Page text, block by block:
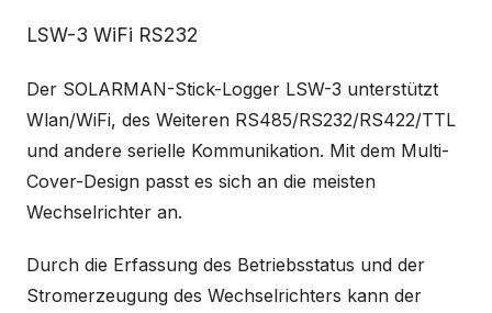
Beschreibung
LSW-3 WiFi RS232
Der SOLARMAN-Stick-Logger LSW-3 unterstützt
Wlan/WiFi, des Weiteren RS485/RS232/RS422/TTL
und andere serielle Kommunikation. Mit dem Multi-
Cover-Design passt es sich an die meisten
Wechselrichter an.
Durch die Erfassung des Betriebsstatus und der
Stromerzeugung des Wechselrichters kann der